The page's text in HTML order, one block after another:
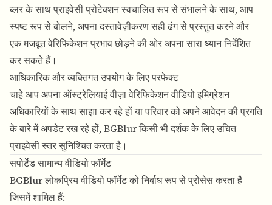
ब्लरके साथ प्राइवेसी प्रोटेक्शन स्वचालित रूप से संभालने के साथ, आप
स्पष्ट रूप से बोलने, अपना दस्तावेज़ीकरण सही ढंग से प्रस्तुत करने और
एक मजबूत वेरिफिकेशन प्रभाव छोड़ने की ओर अपना सारा ध्यान निर्देशित
कर सकते हैं।
आधिकारिक और व्यक्तिगत उपयोग के लिए परफेक्ट
चाहे आप अपना ऑस्ट्रेलियाई वीज़ा वेरिफिकेशन वीडियो इमिग्रेशन
अधिकारियों के साथ साझा कर रहे हों या परिवार को अपने आवेदन की प्रगति
के बारे में अपडेट रख रहे हों,BGBlurकिसी भी दर्शक के लिए उचित
प्राइवेसी स्तर सुनिश्चित करता है।
सपोर्टेड सामान्य वीडियो फॉर्मेट
BGBlurलोकप्रिय वीडियो फॉर्मेट को निर्बाध रूप से प्रोसेस करता है
जिसमें शामिल हैं: